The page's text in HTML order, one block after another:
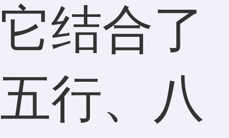
它结合了
五行、八